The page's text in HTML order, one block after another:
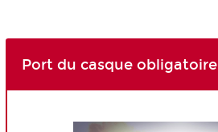
Port du casque obligatoire